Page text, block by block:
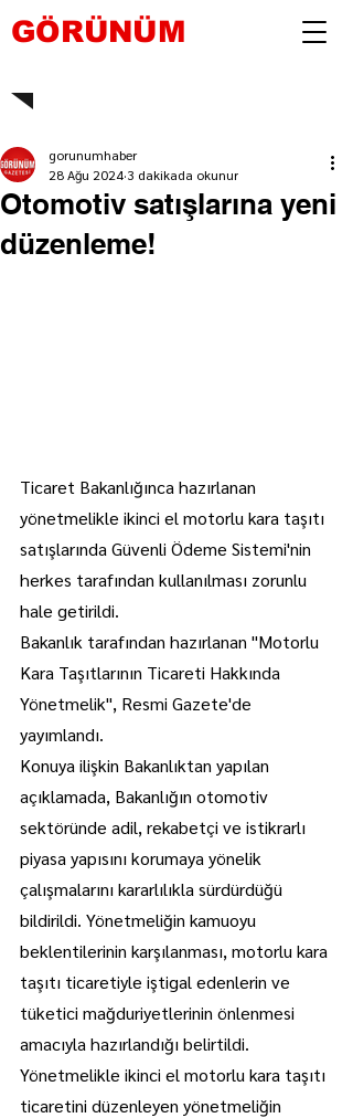
GÖRÜNÜM
Otomotiv satışlarına yeni
düzenleme!
gorunumhaber
28 Ağu 2024 3 dakikada okunur
Ticaret Bakanlığınca hazırlanan
yönetmelikle ikinci el motorlu kara taşıtı
satışlarında Güvenli Ödeme Sistemi'nin
herkes tarafından kullanılması zorunlu
hale getirildi.
Bakanlık tarafından hazırlanan "Motorlu
Kara Taşıtlarının Ticareti Hakkında
Yönetmelik", Resmi Gazete'de
yayımlandı.
Konuya ilişkin Bakanlıktan yapılan
açıklamada, Bakanlığın otomotiv
sektöründe adil, rekabetçi ve istikrarlı
piyasa yapısını korumaya yönelik
çalışmalarını kararlılıkla sürdürdüğü
bildirildi. Yönetmeliğin kamuoyu
beklentilerinin karşılanması, motorlu kara
taşıtı ticaretiyle iştigal edenlerin ve
tüketici mağduriyetlerinin önlenmesi
amacıyla hazırlandığı belirtildi.
Yönetmelikle ikinci el motorlu kara taşıtı
ticaretini düzenleyen yönetmeliğin